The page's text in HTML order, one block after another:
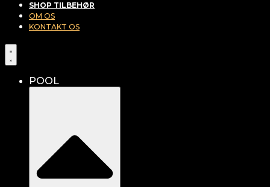
SHOP TILBEHØR
OM OS
KONTAKT OS
POOL